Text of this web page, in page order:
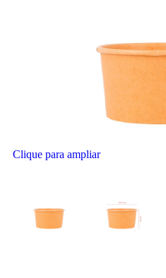
Clique para ampliar